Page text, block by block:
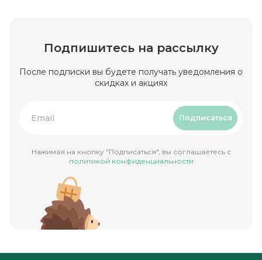
Подпишитесь на рассылку
После подписки вы будете получать уведомления о
скидках и акциях
Подписаться
Нажимая на кнопку "Подписаться", вы соглашаетесь с
политикой конфиденциальности